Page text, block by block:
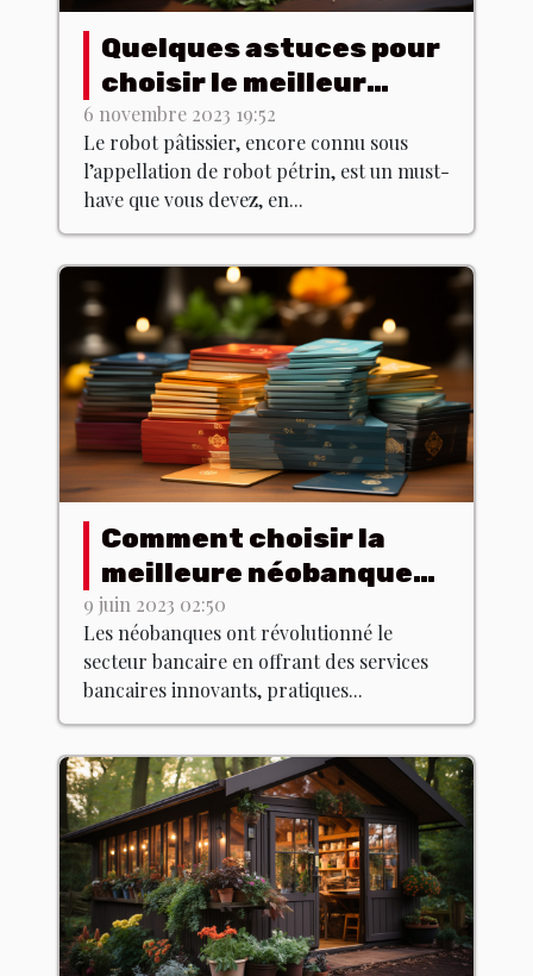
Quelques astuces pour
choisir le meilleur
robot pâtissier
6 novembre 2023 19:52
Le robot pâtissier, encore connu sous
l’appellation de robot pétrin, est un must-
have que vous devez, en...
Comment choisir la
meilleure néobanque
pour vos besoins ?
9 juin 2023 02:50
Les néobanques ont révolutionné le
secteur bancaire en offrant des services
bancaires innovants, pratiques...